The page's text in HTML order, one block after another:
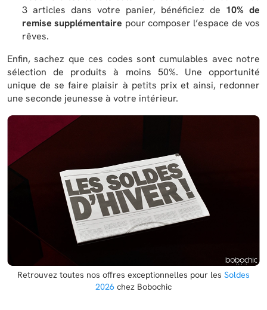
3 articles dans votre panier, bénéficiez de 10% de
remise supplémentaire pour composer l’espace de vos
rêves.
Enfin, sachez que ces codes sont cumulables avec notre
sélection de produits à moins 50%. Une opportunité
unique de se faire plaisir à petits prix et ainsi, redonner
une seconde jeunesse à votre intérieur.
Retrouvez toutes nos offres exceptionnelles pour les Soldes
2026 chez Bobochic